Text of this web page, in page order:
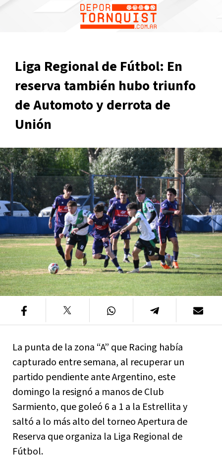
Liga Regional de Fútbol: En
reserva también hubo triunfo
de Automoto y derrota de
Unión
La punta de la zona “A” que Racing había
capturado entre semana, al recuperar un
partido pendiente ante Argentino, este
domingo la resignó a manos de Club
Sarmiento, que goleó 6 a 1 a la Estrellita y
saltó a lo más alto del torneo Apertura de
Reserva que organiza la Liga Regional de
Fútbol.